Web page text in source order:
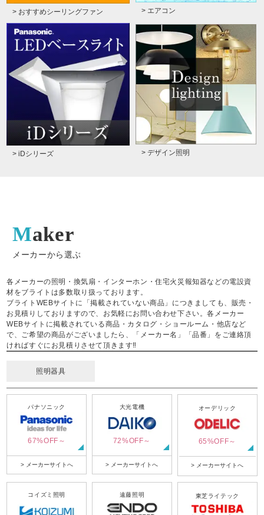
> おすすめシーリングファン > エアコン
> iDシリーズ > デザイン照明
Maker
メーカーから選ぶ
各メーカーの照明・換気扇・インターホン・住宅火災報知器などの電設資
材をブライトは多数取り扱っております。
ブライトWEBサイトに「掲載されていない商品」につきましても、販売・
お見積りしておりますので、お気軽にお問い合わせ下さい。各メーカー
WEBサイトに掲載されている商品・カタログ・ショールーム・他店など
で、ご希望の商品がございましたら、「メーカー名」「品番」をご連絡頂
ければすぐにお見積りさせて頂きます‼
照明器具
パナソニック
67%OFF～
> メーカーサイトへ
大光電機
72%OFF～
> メーカーサイトへ
オーデリック
65%OFF～
> メーカーサイトへ
コイズミ照明 遠藤照明 東芝ライテック